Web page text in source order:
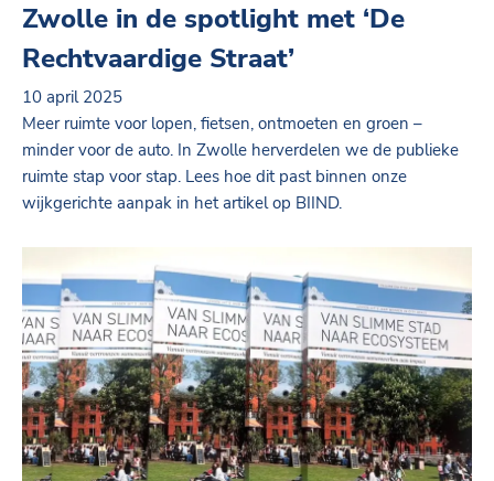
Zwolle in de spotlight met ‘De
Rechtvaardige Straat’
10 april 2025
Meer ruimte voor lopen, fietsen, ontmoeten en groen –
minder voor de auto. In Zwolle herverdelen we de publieke
ruimte stap voor stap. Lees hoe dit past binnen onze
wijkgerichte aanpak in het artikel op BIIND.